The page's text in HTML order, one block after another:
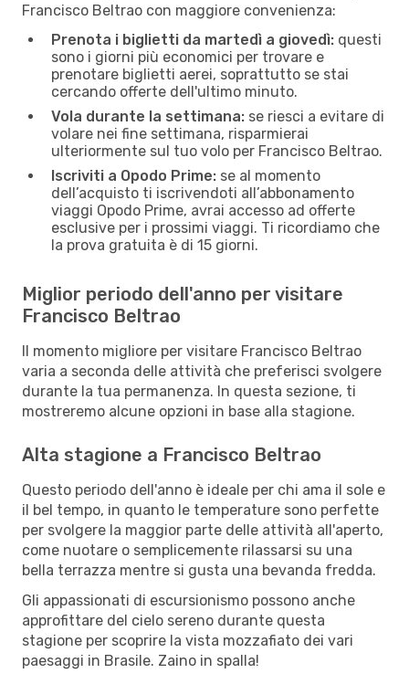
Francisco Beltrao con maggiore convenienza:
Prenota i biglietti da martedì a giovedì: questi
sono i giorni più economici per trovare e
prenotare biglietti aerei, soprattutto se stai
cercando offerte dell'ultimo minuto.
Vola durante la settimana: se riesci a evitare di
volare nei fine settimana, risparmierai
ulteriormente sul tuo volo per Francisco Beltrao.
Iscriviti a Opodo Prime: se al momento
dell’acquisto ti iscrivendoti all’abbonamento
viaggi Opodo Prime, avrai accesso ad offerte
esclusive per i prossimi viaggi. Ti ricordiamo che
la prova gratuita è di 15 giorni.
Miglior periodo dell'anno per visitare
Francisco Beltrao
Il momento migliore per visitare Francisco Beltrao
varia a seconda delle attività che preferisci svolgere
durante la tua permanenza. In questa sezione, ti
mostreremo alcune opzioni in base alla stagione.
Alta stagione a Francisco Beltrao
Questo periodo dell'anno è ideale per chi ama il sole e
il bel tempo, in quanto le temperature sono perfette
per svolgere la maggior parte delle attività all'aperto,
come nuotare o semplicemente rilassarsi su una
bella terrazza mentre si gusta una bevanda fredda.
Gli appassionati di escursionismo possono anche
approfittare del cielo sereno durante questa
stagione per scoprire la vista mozzafiato dei vari
paesaggi in Brasile. Zaino in spalla!